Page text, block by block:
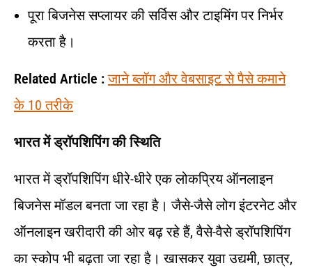
पूरा बिजनेस सप्लायर की सर्विस और टाइमिंग पर निर्भर
करता है।
Related Article :जाने ब्लॉग और वेबसाइट से पैसे कमाने
के 10 तरीके
भारत में ड्रॉपशिपिंग की स्थिति
भारत में ड्रॉपशिपिंग धीरे-धीरे एक लोकप्रिय ऑनलाइन
बिजनेस मॉडल बनता जा रहा है। जैसे-जैसे लोग इंटरनेट और
ऑनलाइन खरीदारी की ओर बढ़ रहे हैं, वैसे-वैसे ड्रॉपशिपिंग
का स्कोप भी बढ़ता जा रहा है। खासकर युवा उद्यमी, छात्र,